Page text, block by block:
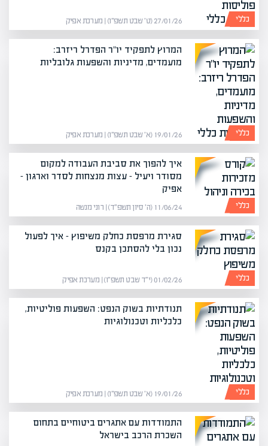
כללי 27/01/26 (ט׳ שבט תשפ״ו) | מערכת אפיק
כללי
המרוץ לתפקיד יו"ר הפדרל ריזרב:
מועמדים, מדיניות והשפעות גלובליות
19/01/26 (א׳ שבט תשפ״ו) | מערכת אפיק
כללי
איך להפוך את סביבת העבודה למקום
מסודר ויעיל – עצות מנצחות לסדר וארגון –
אפיק
11/06/24 (ה׳ סיון תשפ״ד) | רוני מנשה
כללי
סגירת מרפסת כחלק משיפוץ – איך לפעול
נכון בלי להסתכן בקנס
01/02/26 (י״ד שבט תשפ״ו) | מערכת אפיק
כללי
תנודתיות בשוק הנפט: השפעות פוליטיות,
כלכליות וטכנולוגיות
19/01/26 (א׳ שבט תשפ״ו) | מערכת אפיק
התמודדות עם אתגרים ביטוחיים בתחום
השכרת הרכב בישראל